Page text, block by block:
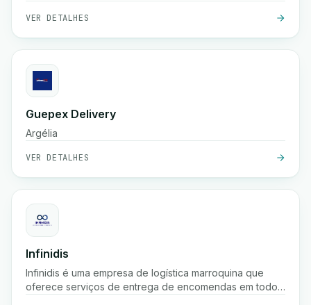
colaboração e insights.
VER DETALHES
Guepex Delivery
Argélia
VER DETALHES
Infinidis
Infinidis é uma empresa de logística marroquina que
oferece serviços de entrega de encomendas em todo